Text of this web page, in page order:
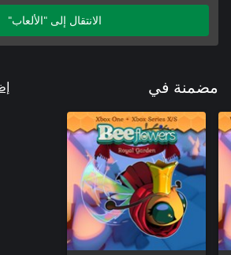
الانتقال إلى "الألعاب"
مضمنة في